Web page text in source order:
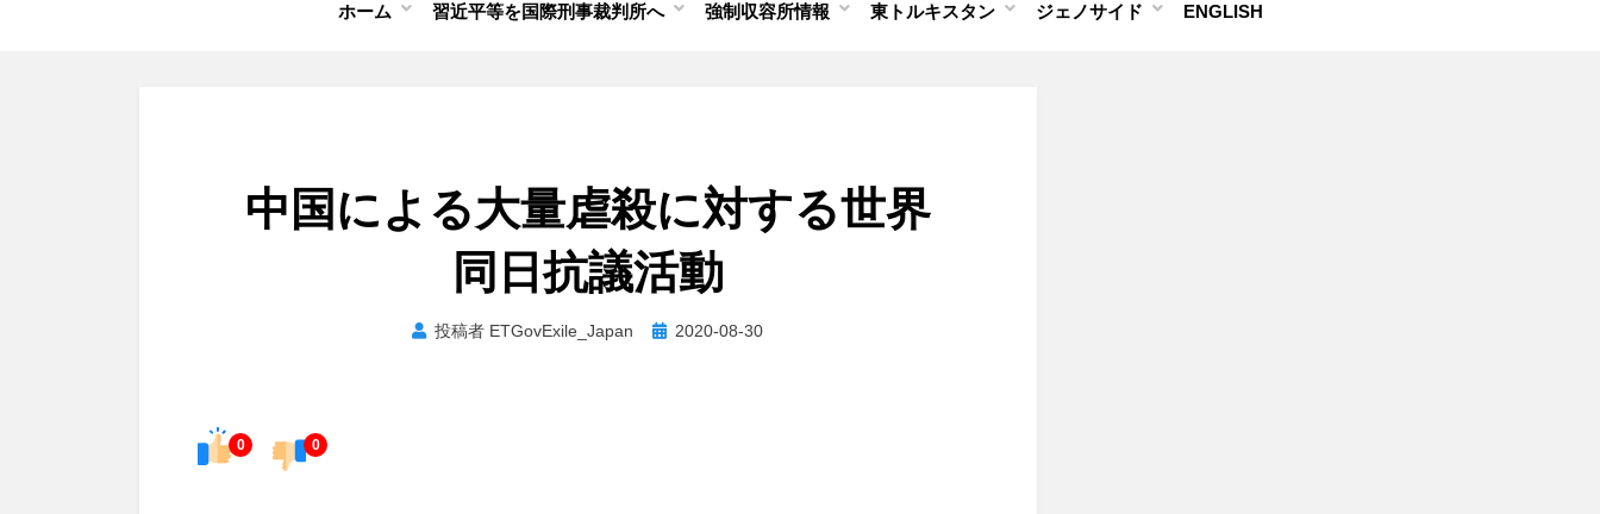
ホーム 習近平等を国際刑事裁判所へ 強制収容所情報 東トルキスタン ジェノサイド ENGLISH
中国による大量虐殺に対する世界
同日抗議活動
投稿者 ETGovExile_Japan
投 2020-08-30
0 0